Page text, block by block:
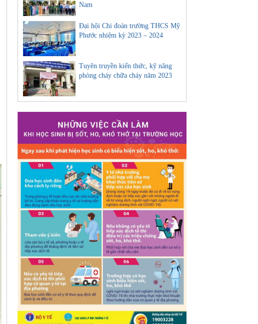
Nam
Đại hội Chi đoàn trường THCS Mỹ
Phước nhiệm kỳ 2023 – 2024
Tuyên truyền kiến thức, kỹ năng
phòng cháy chữa cháy năm 2023